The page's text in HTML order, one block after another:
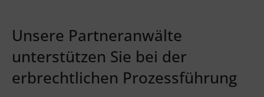
Unsere Partneranwälte
unterstützen Sie bei der
erbrechtlichen Prozessführung